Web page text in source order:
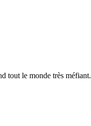
tout le monde très méfiant.